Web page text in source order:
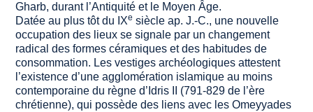
Gharb, durant l’Antiquité et le Moyen Âge.
Datée au plus tôt du IXe siècle ap. J.-C., une nouvelle
occupation des lieux se signale par un changement
radical des formes céramiques et des habitudes de
consommation. Les vestiges archéologiques attestent
l’existence d’une agglomération islamique au moins
contemporaine du règne d’Idris II (791-829 de l’ère
chrétienne), qui possède des liens avec les Omeyyades